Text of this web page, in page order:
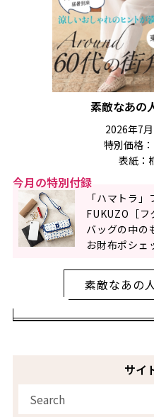
素敵なあの
2026年7
特別価格
表紙：
今月の特別付録
「ハマトラ
FUKUZO［フ
バッグの中の
お財布ポシェ
素敵なあの
サイ